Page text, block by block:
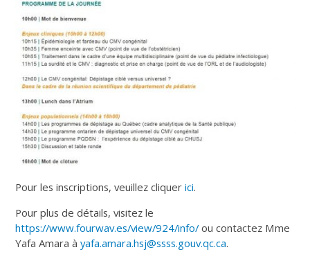
Pour les inscriptions, veuillez cliquerici.
Pour plus de détails, visitez le
https://www.fourwav.es/view/924/info/ou contactez Mme
Yafa Amara àyafa.amara.hsj@ssss.gouv.qc.ca.